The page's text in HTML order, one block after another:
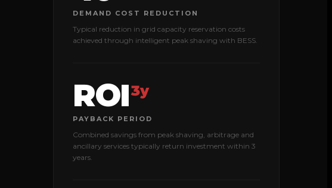
DEMAND COST REDUCTION
Typical reduction in grid capacity reservation costs
achieved through intelligent peak shaving with BESS.
ROI3y
PAYBACK PERIOD
Combined savings from peak shaving, arbitrage and
ancillary services typically return investment within 3
years.